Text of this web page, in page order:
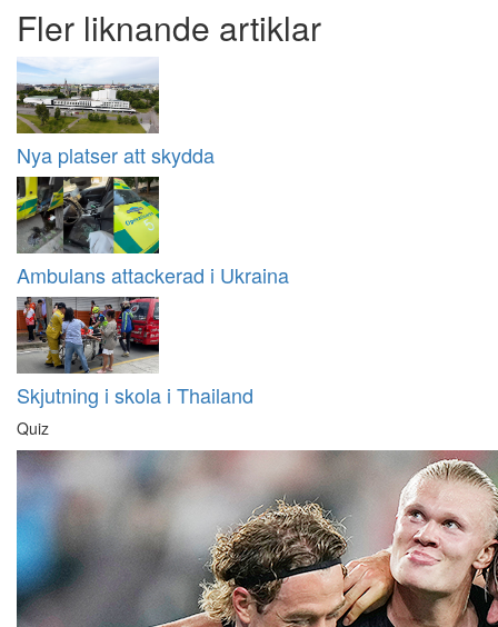
Fler liknande artiklar
Nya platser att skydda
Ambulans attackerad i Ukraina
Skjutning i skola i Thailand
Quiz